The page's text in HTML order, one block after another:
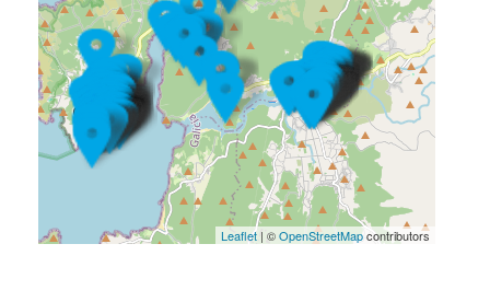
Leaflet| ©OpenStreetMapcontributors